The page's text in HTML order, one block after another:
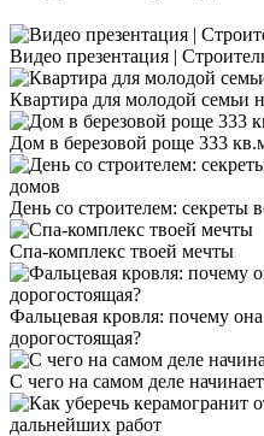
Видео презентация |
Квартира для молодой семьи
Дом в березовой роще 333
День со строителем: секреты
Спа-комплекс твоей мечты
Фальцевая кровля: почему
дорогостоящая?
С чего на самом деле